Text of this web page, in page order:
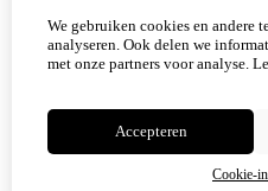
We gebruiken cookies en andere
analyseren. Ook delen we
met onze partners voor analyse.
Accepteren
Cookie-